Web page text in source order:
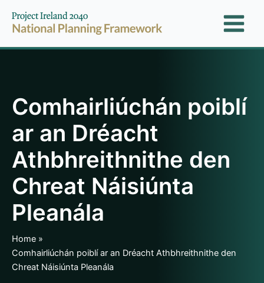
content
Comhairliúchán poiblí
ar an Dréacht
Athbhreithnithe den
Chreat Náisiúnta
Pleanála
Home
Comhairliúchán poiblí ar an Dréacht Athbhreithnithe den
Chreat Náisiúnta Pleanála